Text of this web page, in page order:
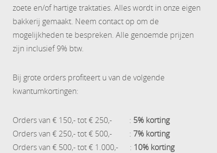
zoete en/of hartige traktaties. Alles wordt in onze eigen
bakkerij gemaakt. Neem contact op om de
mogelijkheden te bespreken. Alle genoemde prijzen
zijn inclusief 9% btw.
Bij grote orders profiteert u van de volgende
kwantumkortingen:
Orders van € 150,- tot € 250,- : 5% korting
Orders van € 250,- tot € 500,- : 7% korting
Orders van € 500,- tot € 1.000,- : 10% korting